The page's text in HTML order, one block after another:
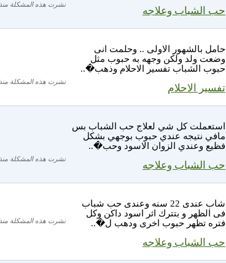
حب الشباب وعلاجه
نشرت هذه المشكلة منذ 9 سنة
حامل بالشهور الاولى .. وحلمت انى
وضعت ولد ولكن وجهه به حبوب مثل
حبوب الشباب تفسير الاحلام وذهب�..
تفسير الاحلام
نشرت هذه المشكلة منذ 9 سنة
استعملت كل شي لعلاج حب الشباب بس
مافي نتيجه عندي حبوب بوجهي بشكل
فظيع وعندي الزوان الاسود وحب�..
حب الشباب وعلاجه
نشرت هذه المشكلة منذ 10 سنة
شاب عندى 22 سنه وعندى حب شباب
فى الظهر و بتترك اثر اسود داكن وكل
فتره تظهر حبوب اخرى ودهب ل�..
حب الشباب وعلاجه
نشرت هذه المشكلة منذ 10 سنة